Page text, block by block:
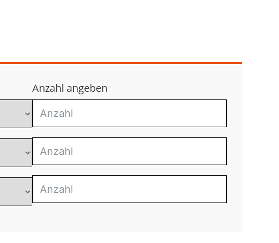
Anzahl angeben